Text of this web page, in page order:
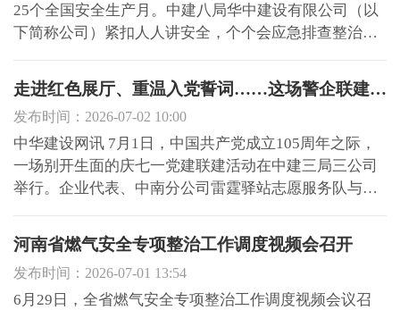
25个全国安全生产月。中建八局华中建设有限公司（以
下简称公司）紧扣人人讲安全，个个会应急排查整治风
区统筹开展系列活动，以效能提升年制度执行年为总基
调，全面夯实安全生产基石。 活动期间，公司上下联
动，累计开...
走进红色展厅、重温入党誓词……这场警企联建“走新”更“走心”
发布时间：2026-07-02 10:00
中华建设网讯 7月1日，中国共产党成立105周年之际，
一场别开生面的庆七一党建联建活动在中建三局三公司
举行。企业代表、中南分公司雷霆驿站志愿服务队与武
员及民警代表共28人齐聚一堂，以党建引领聚合力警企
同心护民生为主题，共话初心使命，共谋基层治理新路
径。 参观展...
河南省燃气安全专项整治工作调度视频会召开
发布时间：2026-07-01 13:54
6月29日，全省燃气安全专项整治工作调度视频会议召